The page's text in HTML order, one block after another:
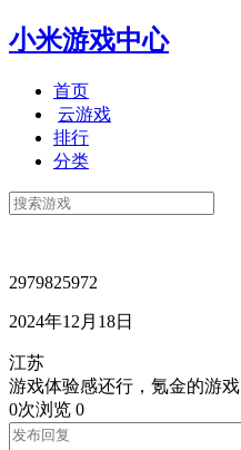
小米游戏中心
首页
云游戏
排行
分类
2979825972
2024年12月18日
江苏
游戏体验感还行，氪金的游戏
0次浏览 0